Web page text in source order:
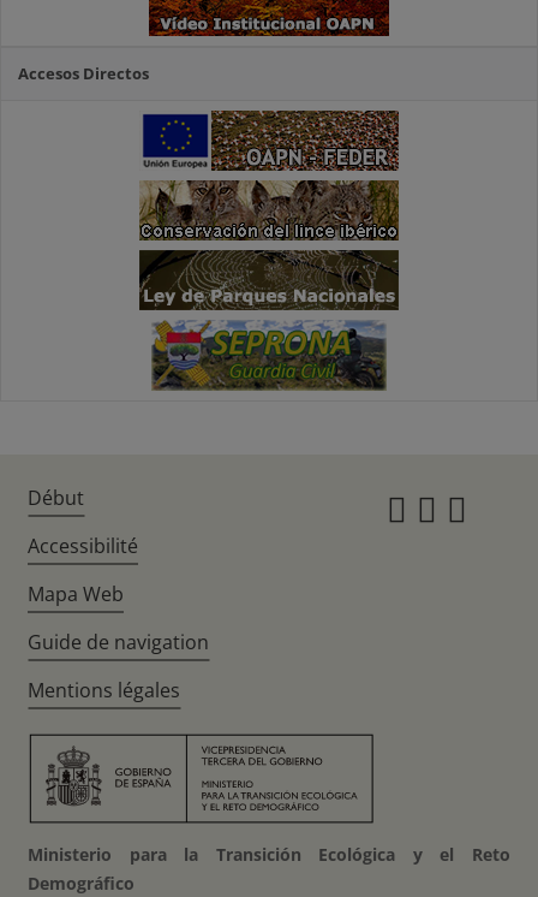
Accesos Directos
Début
Accessibilité
Mapa Web
Guide de navigation
Mentions légales
Ministerio para la Transición Ecológica y el Reto
Demográfico